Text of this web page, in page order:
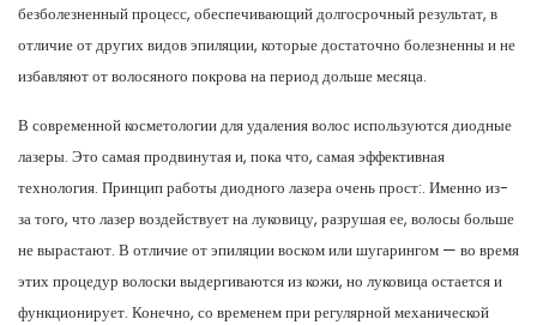
безболезненный процесс, обеспечивающий долгосрочный результат, в
отличие от других видов эпиляции, которые достаточно болезненны и не
избавляют от волосяного покрова на период дольше месяца.
В современной косметологии для удаления волос используются диодные
лазеры. Это самая продвинутая и, пока что, самая эффективная
технология. Принцип работы диодного лазера очень прост:. Именно из-
за того, что лазер воздействует на луковицу, разрушая ее, волосы больше
не вырастают. В отличие от эпиляции воском или шугарингом — во время
этих процедур волоски выдергиваются из кожи, но луковица остается и
функционирует. Конечно, со временем при регулярной механической